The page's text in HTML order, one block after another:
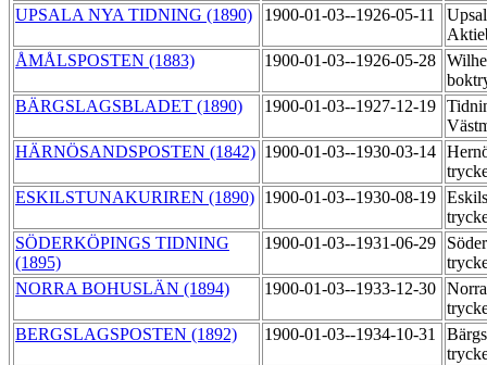
UPSALA NYA TIDNING (1890) 1900-01-03--1926-05-11
ÅMÅLSPOSTEN (1883)
1900-01-03--1926-05-28
BÄRGSLAGSBLADET (1890)
1900-01-03--1927-12-19
HÄRNÖSANDSPOSTEN (1842) 1900-01-03--1930-03-14
ESKILSTUNAKURIREN (1890) 1900-01-03--1930-08-19
SÖDERKÖPINGS TIDNING
(1895)
1900-01-03--1931-06-29
NORRA BOHUSLÄN (1894)
1900-01-03--1933-12-30
BERGSLAGSPOSTEN (1892)
1900-01-03--1934-10-31